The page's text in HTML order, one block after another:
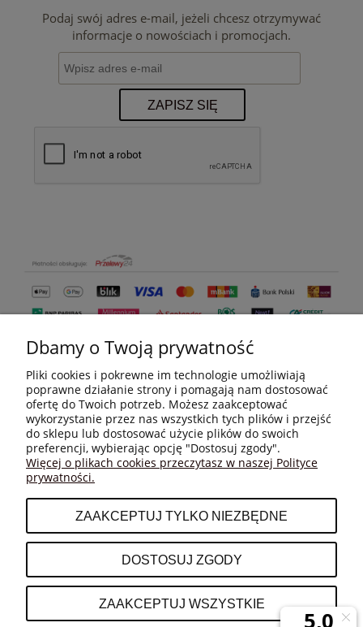
Podaj swój adres e-mail, jeżeli chcesz otrzymywać
informacje o nowościach i promocjach.
ZAPISZ SIĘ
MOJE KONTO
INFORMACJE
O NAS
Dbamy o Twoją prywatność
Pliki cookies i pokrewne im technologie umożliwiają
poprawne działanie strony i pomagają nam dostosować
ofertę do Twoich potrzeb. Możesz zaakceptować
wykorzystanie przez nas wszystkich tych plików i przejść
do sklepu lub dostosować użycie plików do swoich
preferencji, wybierając opcję "Dostosuj zgody".
Więcej o plikach cookies przeczytasz w naszej Polityce
prywatności.
ZAAKCEPTUJ TYLKO NIEZBĘDNE
DOSTOSUJ ZGODY
ZAAKCEPTUJ WSZYSTKIE